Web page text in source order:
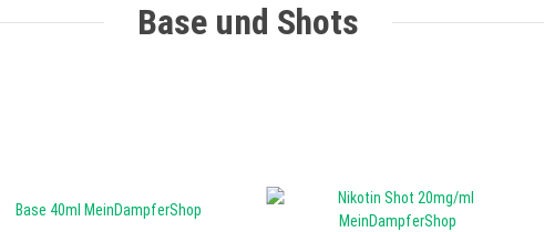
Base und Shots